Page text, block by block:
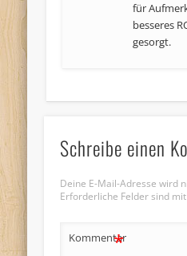
für
besseres
gesorgt.
Schreibe einen
Deine E-Mail-Adresse wird
Erforderliche Felder sind mit
Kommentar
*